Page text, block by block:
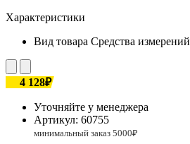
Характеристики
Вид товара Средства измерений
4 128₽
Уточняйте у менеджера
Артикул: 60755